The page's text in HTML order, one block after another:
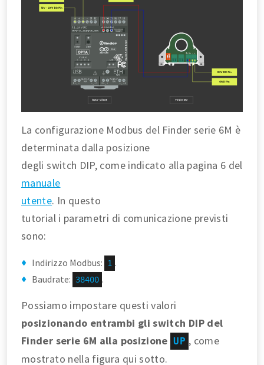
La configurazione Modbus del Finder serie 6M è
determinata dalla posizione
degli switch DIP, come indicato alla pagina 6 del
manuale
utente. In questo
tutorial i parametri di comunicazione previsti
sono:
Indirizzo Modbus: 1 .
Baudrate:
38400 .
Possiamo impostare questi valori
posizionando entrambi gli switch DIP del
Finder serie 6M alla posizione UP , come
mostrato nella figura qui sotto.